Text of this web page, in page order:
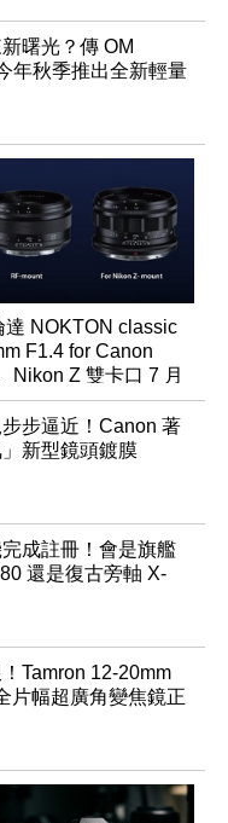
曙光？傳 OM
年秋季推出全新輕量
達 NOKTON classic
F1.4 for Canon
Nikon Z 雙卡口 7 月
登台
步逼近！Canon 著
新型鏡頭鍍膜
成註冊！會是旗艦
還是復古旁軸 X-
Tamron 12-20mm
片幅超廣角變焦鏡正